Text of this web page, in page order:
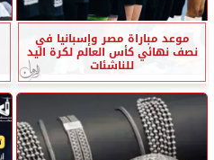
موعد مباراة مصر وإسبانيا في
نصف نهائي كأس العالم لكرة اليد
للناشئات